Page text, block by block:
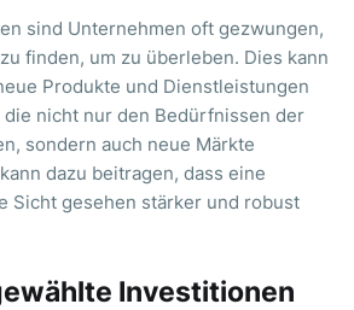
sind Unternehmen oft gezwungen,
finden, um zu überleben. Dies kann
Produkte und Dienstleistungen
nicht nur den Bedürfnissen der
sondern auch neue Märkte
dazu beitragen, dass eine
Sicht gesehen stärker und robust
Investitionen